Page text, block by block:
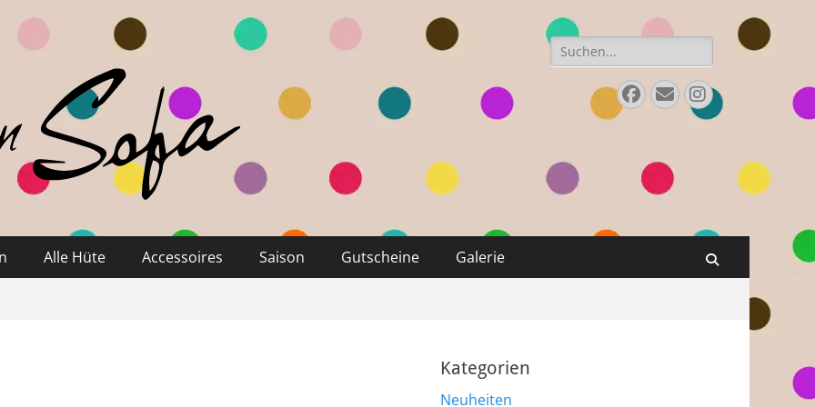
Suchen
nach:
Facebook
EmailInstagram
Alle Hüte Accessoires Saison Gutscheine Galerie
Kategorien
Neuheiten